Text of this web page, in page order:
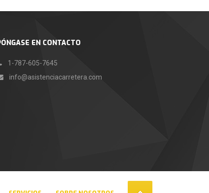
EN CONTACTO
1-787-605-7645
info@asistenciacarretera.com